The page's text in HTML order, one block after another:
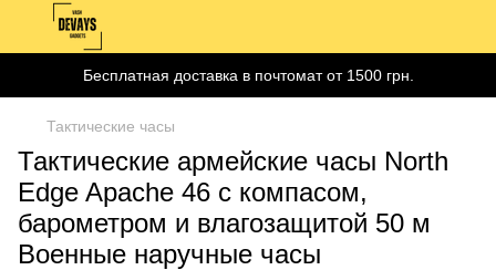
Бесплатная доставка в почтомат от 1500 грн.
Тактические часы
Тактические армейские часы North
Edge Apache 46 с компасом,
барометром и влагозащитой 50 м
Военные наручные часы